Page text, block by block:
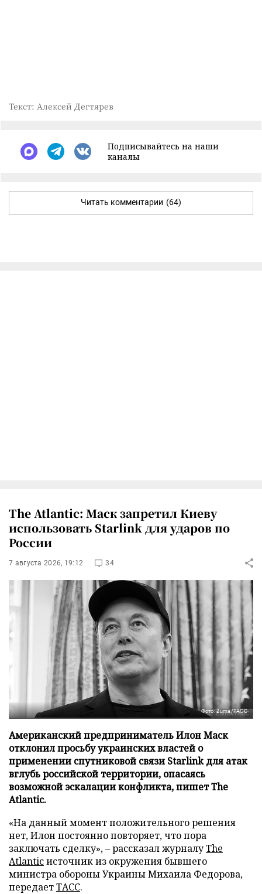
Текст: Алексей Дегтярев
Подписывайтесь на наши
каналы
Читать комментарии (64)
The Atlantic: Маск запретил Киеву
использовать Starlink для ударов по
России
7 августа 2026, 19:12 34
Фото: Zuma/ТАСС
Американский предприниматель Илон Маск
отклонил просьбу украинских властей о
применении спутниковой связи Starlink для атак
вглубь российской территории, опасаясь
возможной эскалации конфликта, пишет The
Atlantic.
«На данный момент положительного решения
нет, Илон постоянно повторяет, что пора
заключать сделку», – рассказал журналуThe
Atlanticисточник из окружения бывшего
министра обороны Украины Михаила Федорова,
передаетТАСС.